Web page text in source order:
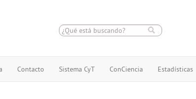
Contacto Sistema CyT ConCiencia Estadísticas